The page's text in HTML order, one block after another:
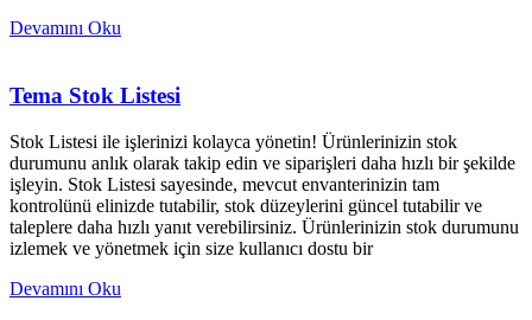
Devamını Oku
Tema Stok Listesi
Stok Listesi ile işlerinizi kolayca yönetin! Ürünlerinizin stok
durumunu anlık olarak takip edin ve siparişleri daha hızlı bir şekilde
işleyin. Stok Listesi sayesinde, mevcut envanterinizin tam
kontrolünü elinizde tutabilir, stok düzeylerini güncel tutabilir ve
taleplere daha hızlı yanıt verebilirsiniz. Ürünlerinizin stok durumunu
izlemek ve yönetmek için size kullanıcı dostu bir
Devamını Oku